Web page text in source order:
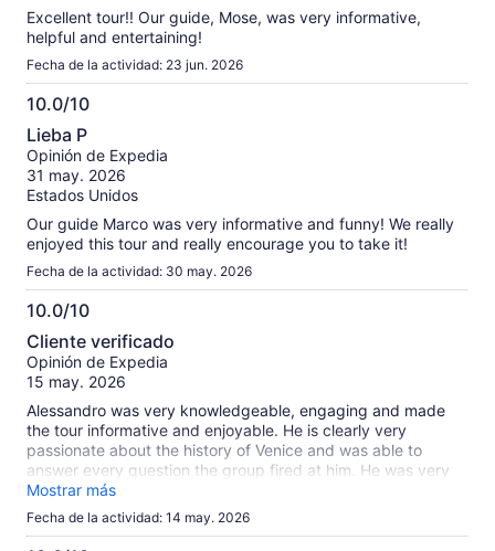
Excellent tour!! Our guide, Mose, was very informative,
helpful and entertaining!
Fecha de la actividad: 23 jun. 2026
10.0/10
10.0
de
10
Lieba P
Opinión de Expedia
31 may. 2026
Estados Unidos
Our guide Marco was very informative and funny! We really
enjoyed this tour and really encourage you to take it!
Fecha de la actividad: 30 may. 2026
10.0/10
10.0
de
10
Cliente verificado
Opinión de Expedia
15 may. 2026
Alessandro was very knowledgeable, engaging and made
the tour informative and enjoyable. He is clearly very
passionate about the history of Venice and was able to
answer every question the group fired at him. He was very
patient with others in the group who would wonder off or
turn up late. St Marc’s Basilica and the Doges Palace are
both not-to-miss experiences in Venice. Even at 3 hours it
Mostrar más
Fecha de la actividad: 14 may. 2026